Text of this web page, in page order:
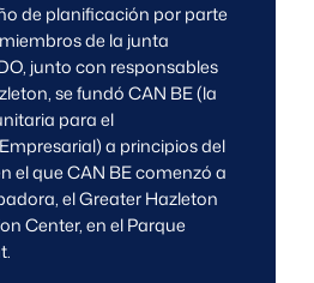
de planificación por parte
de la junta
junto con responsables
se fundó CAN BE (la
para el
a principios del
el que CAN BE comenzó a
el Greater Hazleton
Center, en el Parque